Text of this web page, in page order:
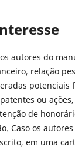
autores do
relação
potenciais
ou
de
Caso os
em uma